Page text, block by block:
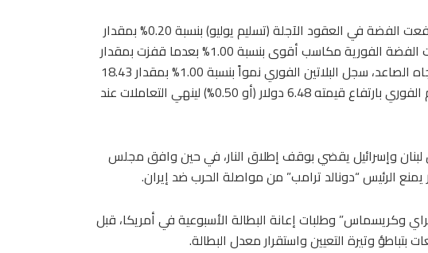
وامتد هذا الزخم الإيجابي إلى بقية المعادن؛ إذ ارتفعت الفضة في العقود الآجلة (تسليم يوليو) بنسبة 0.20% بمقدار
0.13 دولار لتستقر عند 73.83 دولاراً، في حين حققت الفضة الفورية مكاسب أقوى بنسبة 1.00% بعدما قفزت بمقدار
0.77 دولار لتصل إلى 73.48 دولاراً. وفي نفس الاتجاه الصاعد، سجل البلاتين الفوري نمواً بنسبة 1.00% بمقدار 18.43
دولاراً مستقراً عند 1881.88 دولاراً، وتبعه البلاديوم الفوري بارتفاع قيمته 6.48 دولار (أو 0.50%) لينهي التعاملات عند
لبنان وإسرائيل يقضي بوقف إطلاق النار، في حين وافق مجلس
يمنع الرئيس “دونالد ترامب” من مواصلة الحرب ضد إيران.
وكريسماس” وطلبات إعانة البطالة الأسبوعية في أمريكا، قبل
وتيرة التعيين واستقرار معدل البطالة.